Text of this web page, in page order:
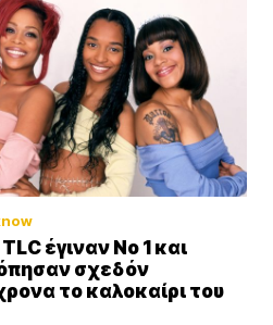
έγιναν Νο 1 και
σχεδόν
το καλοκαίρι του